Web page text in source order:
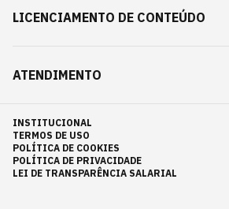
LICENCIAMENTO DE CONTEÚDO
ATENDIMENTO
INSTITUCIONAL
TERMOS DE USO
POLÍTICA DE COOKIES
POLÍTICA DE PRIVACIDADE
LEI DE TRANSPARÊNCIA SALARIAL